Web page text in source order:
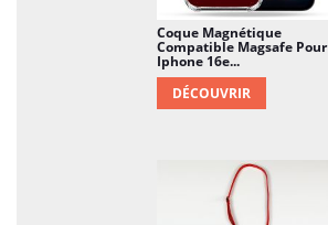
Coque Magnétique
Compatible Magsafe Pour
Iphone 16e...
DÉCOUVRIR